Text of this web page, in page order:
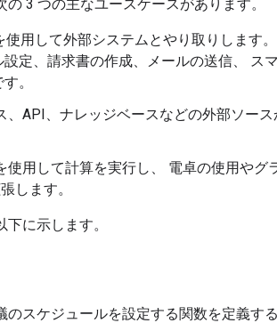
3 つの主なユースケースがあります。
使用して外部システムとやり取りします。
定、請求書の作成、メールの送信、 ス
。
、API、ナレッジベースなどの外部ソー
使用して計算を実行し、 電卓の使用やグ
します。
に示します。
のスケジュールを設定する関数を定義す